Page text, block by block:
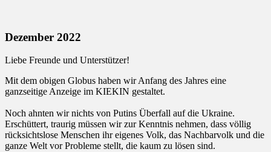
Dezember 2022
Liebe Freunde und Unterstützer!
Mit dem obigen Globus haben wir Anfang des Jahres eine
ganzseitige Anzeige im KIEKIN gestaltet.
Noch ahnten wir nichts von Putins Überfall auf die Ukraine.
Erschüttert, traurig müssen wir zur Kenntnis nehmen, dass völlig
rücksichtslose Menschen ihr eigenes Volk, das Nachbarvolk und die
ganze Welt vor Probleme stellt, die kaum zu lösen sind.